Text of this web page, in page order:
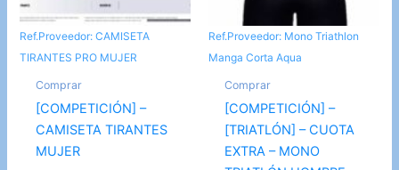
Ref.Proveedor: CAMISETA
TIRANTES PRO MUJER
Comprar
[COMPETICIÓN] –
CAMISETA TIRANTES
MUJER
Ref.Proveedor: Mono Triathlon
Manga Corta Aqua
Comprar
[COMPETICIÓN] –
[TRIATLÓN] – CUOTA
EXTRA – MONO